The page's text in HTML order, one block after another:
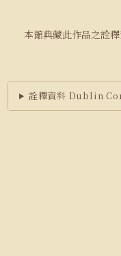
本館典藏此作品之詮
詮釋資料 Dublin